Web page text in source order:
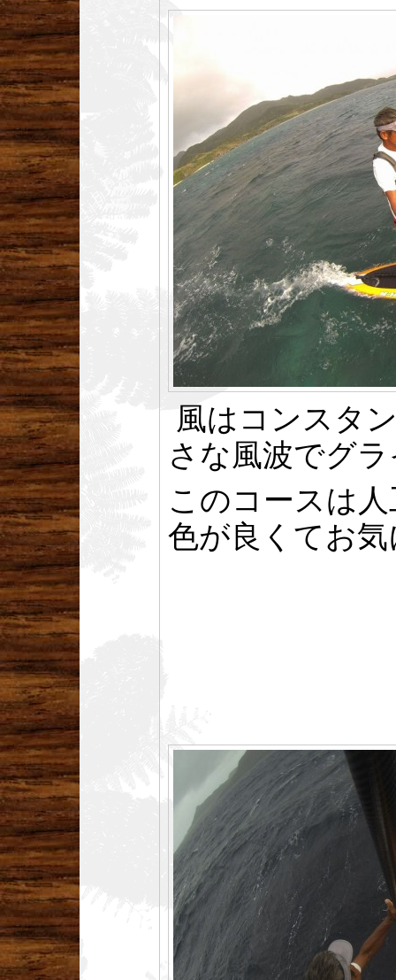
風はコンスタ
さな風波でグ
このコースは
色が良くてお